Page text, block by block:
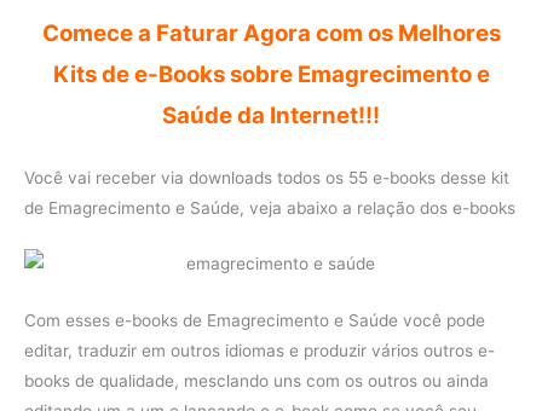
Comece a Faturar Agora com os Melhores
Kits de e-Books sobre Emagrecimento e
Saúde da Internet!!!
Você vai receber via downloads todos os 55 e-books desse kit
de Emagrecimento e Saúde, veja abaixo a relação dos e-books
Com esses e-books de Emagrecimento e Saúde você pode
editar, traduzir em outros idiomas e produzir vários outros e-
books de qualidade, mesclando uns com os outros ou ainda